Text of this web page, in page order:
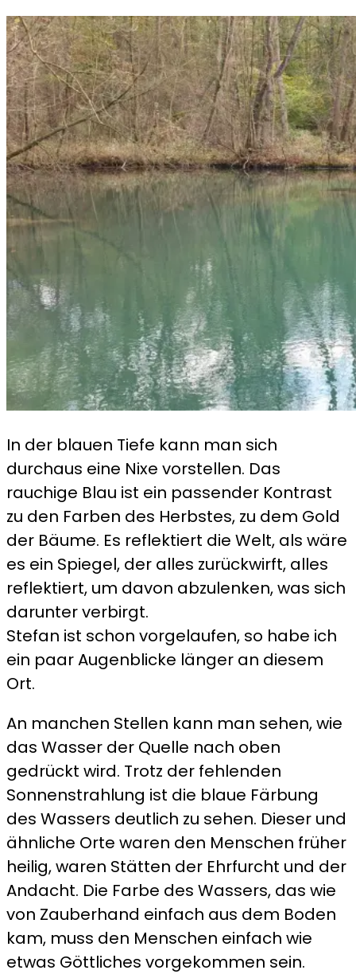
In der blauen Tiefe kann man sich
durchaus eine Nixe vorstellen. Das
rauchige Blau ist ein passender Kontrast
zu den Farben des Herbstes, zu dem Gold
der Bäume. Es reflektiert die Welt, als wäre
es ein Spiegel, der alles zurückwirft, alles
reflektiert, um davon abzulenken, was sich
darunter verbirgt.
Stefan ist schon vorgelaufen, so habe ich
ein paar Augenblicke länger an diesem
Ort.
An manchen Stellen kann man sehen, wie
das Wasser der Quelle nach oben
gedrückt wird. Trotz der fehlenden
Sonnenstrahlung ist die blaue Färbung
des Wassers deutlich zu sehen. Dieser und
ähnliche Orte waren den Menschen früher
heilig, waren Stätten der Ehrfurcht und der
Andacht. Die Farbe des Wassers, das wie
von Zauberhand einfach aus dem Boden
kam, muss den Menschen einfach wie
etwas Göttliches vorgekommen sein.